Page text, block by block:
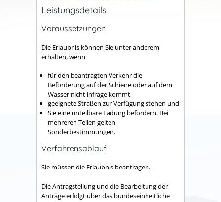
Leistungsdetails
Voraussetzungen
Die Erlaubnis können Sie unter anderem
erhalten, wenn
für den beantragten Verkehr die
Beförderung auf der Schiene oder auf dem
Wasser nicht infrage kommt,
geeignete Straßen zur Verfügung stehen und
Sie eine unteilbare Ladung befördern. Bei
mehreren Teilen gelten
Sonderbestimmungen.
Verfahrensablauf
Sie müssen die Erlaubnis beantragen.
Die Antragstellung und die Bearbeitung der
Anträge erfolgt über das bundeseinheitliche